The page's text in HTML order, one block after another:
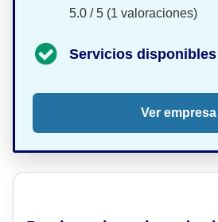
5.0 / 5 (1 valoraciones)
Servicios disponibles
Ver empresa